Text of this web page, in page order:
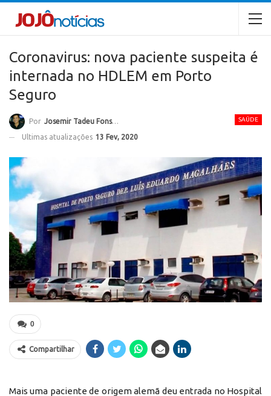
Coronavirus: nova paciente suspeita é
internada no HDLEM em Porto
Seguro
SAÚDE
Por Josemir Tadeu Fonseca
Ultimas atualizações 13 Fev, 2020
0
Compartilhar
Mais uma paciente de origem alemã deu entrada no Hospital